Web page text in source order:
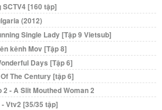
[160 tập]
(2012)
Single Lady [Tập 9 Vietsub]
kênh Mov [Tập 8]
Days [Tập 6]
The Century [tập 6]
- A Slit Mouthed Woman 2
Vtv2 [35/35 tập]